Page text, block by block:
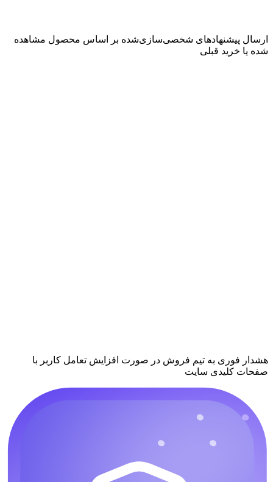
ارسال پیشنهادهای شخصی‌سازی‌شده بر اساس محصول مشاهده‌
شده یا خرید قبلی
هشدار فوری به تیم فروش در صورت افزایش تعامل کاربر با
صفحات کلیدی سایت